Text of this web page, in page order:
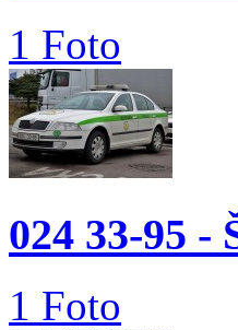
1 Foto
024 33-95 -
1 Foto